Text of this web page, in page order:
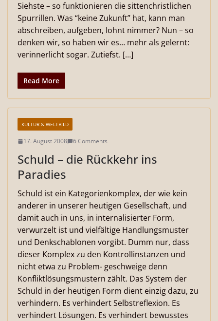
Siehste – so funktionieren die sittenchristlichen
Spurrillen. Was “keine Zukunft” hat, kann man
abschreiben, aufgeben, lohnt nimmer? Nun – so
denken wir, so haben wir es… mehr als gelernt:
verinnerlicht sogar. Zutiefst. […]
Read More
KULTUR & WELTBILD
17. August 2008 6 Comments
Schuld – die Rückkehr ins
Paradies
Schuld ist ein Kategorienkomplex, der wie kein
anderer in unserer heutigen Gesellschaft, und
damit auch in uns, in internalisierter Form,
verwurzelt ist und vielfältige Handlungsmuster
und Denkschablonen vorgibt. Dumm nur, dass
dieser Komplex zu den Kontrollinstanzen und
nicht etwa zu Problem- geschweige denn
Konfliktlösungsmustern zählt. Das System der
Schuld in der heutigen Form dient einzig dazu, zu
verhindern. Es verhindert Selbstreflexion. Es
verhindert Lösungen. Es verhindert bewusstes